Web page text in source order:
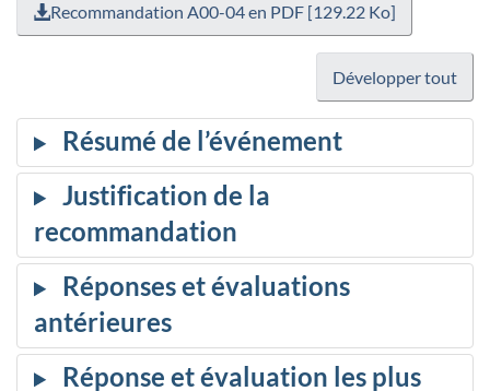
Recommandation A00-04 en PDF [129.22 Ko]
Développer tout